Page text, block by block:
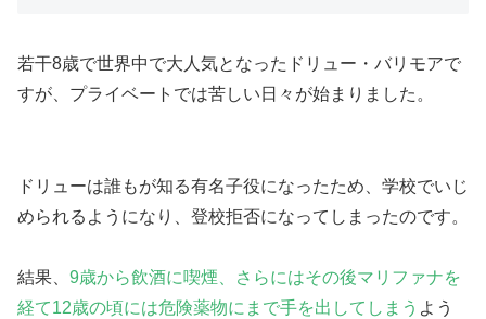
若干8歳で世界中で大人気となったドリュー・バリモアで
すが、プライベートでは苦しい日々が始まりました。
ドリューは誰もが知る有名子役になったため、学校でいじ
められるようになり、登校拒否になってしまったのです。
結果、 9歳から飲酒に喫煙、さらにはその後マリファナを
経て12歳の頃には危険薬物にまで手を出してしまう よう